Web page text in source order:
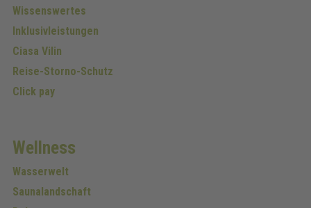
Wissenswertes
Inklusivleistungen
Ciasa Vilin
Reise-Storno-Schutz
Click pay
Wellness
Wasserwelt
Saunalandschaft